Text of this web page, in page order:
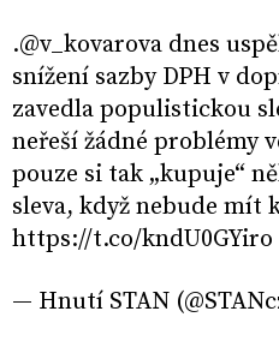
.@v_kovarova dnes
snížení sazby DPH v
zavedla populistickou
neřeší žádné problémy
pouze si tak „kupuje“
sleva, když nebude mít
https://t.co/kndU0GYiro
— Hnutí STAN